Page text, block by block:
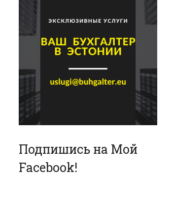
Подпишись на Мой
Facebook!